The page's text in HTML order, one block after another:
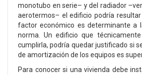
monotubo en serie– y del radiador
aerotermos– el edificio podría resultar
factor económico es determinante a
norma. Un edificio que
cumplirla, podría quedar justificado si
de amortización de los equipos es
Para conocer si una vivienda debe